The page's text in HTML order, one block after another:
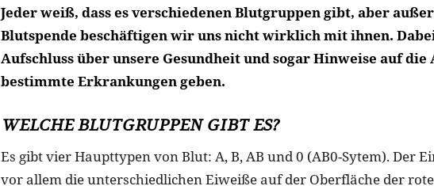
Jeder weiß, dass es verschiedenen Blutgruppen gibt, aber
Blutspende beschäftigen wir uns nicht wirklich mit ihnen.
Aufschluss über unsere Gesundheit und sogar Hinweise auf
bestimmte Erkrankungen geben.
WELCHE BLUTGRUPPEN GIBT ES?
Es gibt vier Haupttypen von Blut: A, B, AB und 0 (AB0-Sytem). Der
vor allem die unterschiedlichen Eiweiße auf der Oberfläche der